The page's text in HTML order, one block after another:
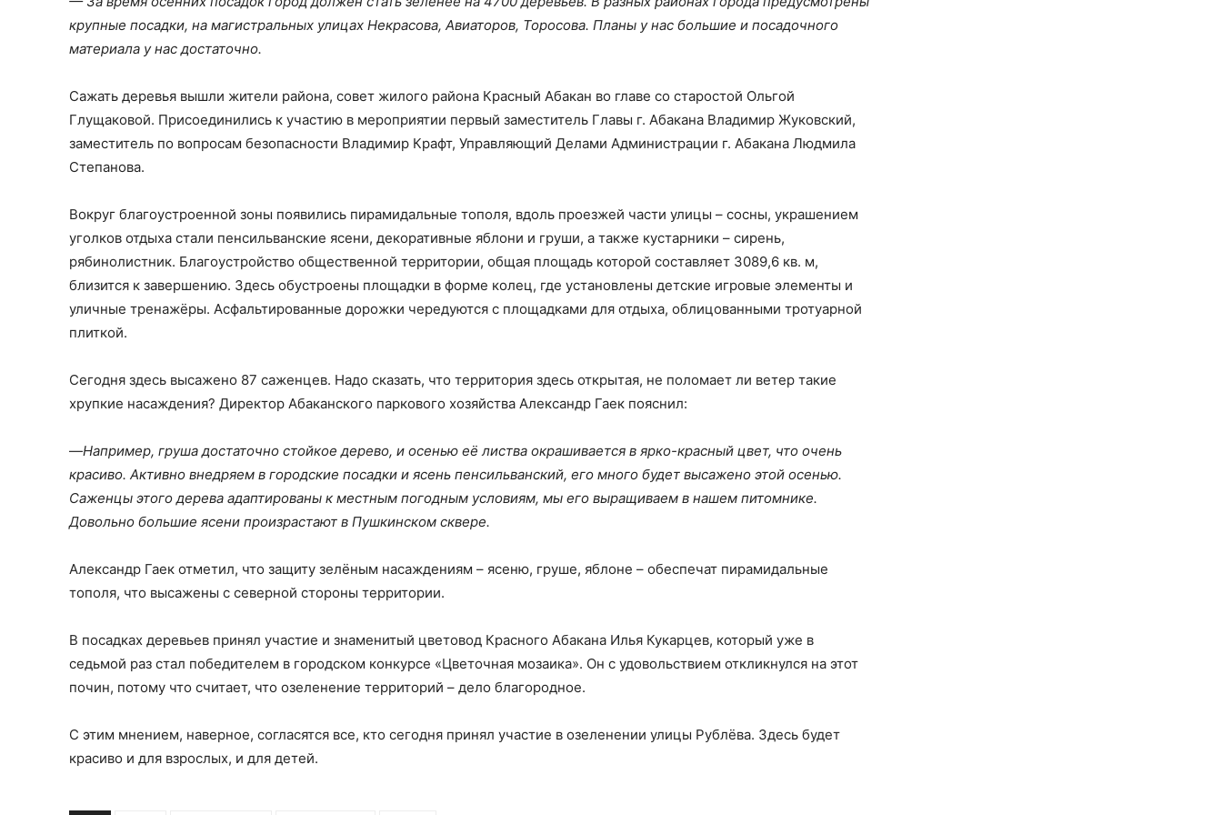
крупные посадки, на магистральных улицах Некрасова, Авиаторов, Торосова. Планы у нас большие и посадочного
материала у нас достаточно.
Сажать деревья вышли жители района, совет жилого района Красный Абакан во главе со старостой Ольгой
Глущаковой. Присоединились к участию в мероприятии первый заместитель Главы г. Абакана Владимир Жуковский,
заместитель по вопросам безопасности Владимир Крафт, Управляющий Делами Администрации г. Абакана Людмила
Степанова.
Вокруг благоустроенной зоны появились пирамидальные тополя, вдоль проезжей части улицы – сосны, украшением
уголков отдыха стали пенсильванские ясени, декоративные яблони и груши, а также кустарники – сирень,
рябинолистник. Благоустройство общественной территории, общая площадь которой составляет 3089,6 кв. м,
близится к завершению. Здесь обустроены площадки в форме колец, где установлены детские игровые элементы и
уличные тренажёры. Асфальтированные дорожки чередуются с площадками для отдыха, облицованными тротуарной
плиткой.
Сегодня здесь высажено 87 саженцев. Надо сказать, что территория здесь открытая, не поломает ли ветер такие
хрупкие насаждения? Директор Абаканского паркового хозяйства Александр Гаек пояснил:
—Например, груша достаточно стойкое дерево, и осенью её листва окрашивается в ярко-красный цвет, что очень
красиво. Активно внедряем в городские посадки и ясень пенсильванский, его много будет высажено этой осенью.
Саженцы этого дерева адаптированы к местным погодным условиям, мы его выращиваем в нашем питомнике.
Довольно большие ясени произрастают в Пушкинском сквере.
Александр Гаек отметил, что защиту зелёным насаждениям – ясеню, груше, яблоне – обеспечат пирамидальные
тополя, что высажены с северной стороны территории.
В посадках деревьев принял участие и знаменитый цветовод Красного Абакана Илья Кукарцев, который уже в
седьмой раз стал победителем в городском конкурсе «Цветочная мозаика». Он с удовольствием откликнулся на этот
почин, потому что считает, что озеленение территорий – дело благородное.
С этим мнением, наверное, согласятся все, кто сегодня принял участие в озеленении улицы Рублёва. Здесь будет
красиво и для взрослых, и для детей.